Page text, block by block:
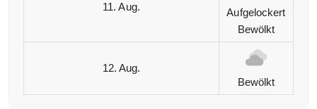
11. Aug.
Aufgelockert
Bewölkt
12. Aug.
Bewölkt